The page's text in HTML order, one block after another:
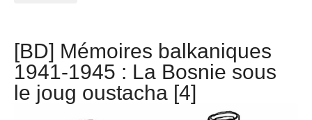
[BD] Mémoires balkaniques
1941-1945 : La Bosnie sous
le joug oustacha [4]